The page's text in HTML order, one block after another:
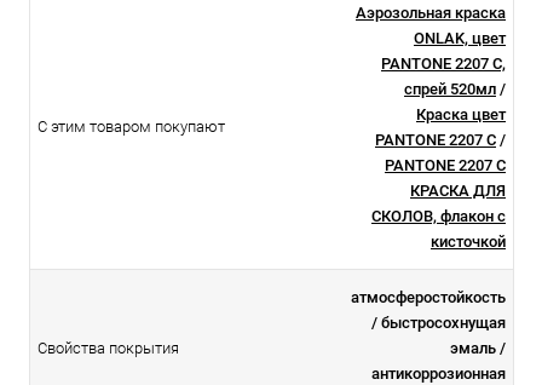
С этим товаром покупают
Аэрозольная краска
ONLAK, цвет
PANTONE 2207 C,
спрей 520мл /
Краска цвет
PANTONE 2207 C /
PANTONE 2207 C
КРАСКА ДЛЯ
СКОЛОВ, флакон с
кисточкой
Свойства покрытия
атмосферостойкоcть
/ быстросохнущая
эмаль /
антикоррозионная